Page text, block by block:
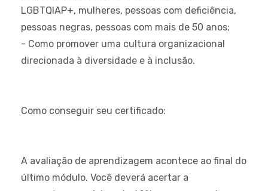
LGBTQIAP+, mulheres, pessoas com deficiência,
pessoas negras, pessoas com mais de 50 anos;
- Como promover uma cultura organizacional
direcionada à diversidade e à inclusão.
Como conseguir seu certificado:
A avaliação de aprendizagem acontece ao final do
último módulo. Você deverá acertar a